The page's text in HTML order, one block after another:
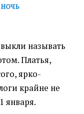
называть
Платья,
ярко-
крайне не
января.